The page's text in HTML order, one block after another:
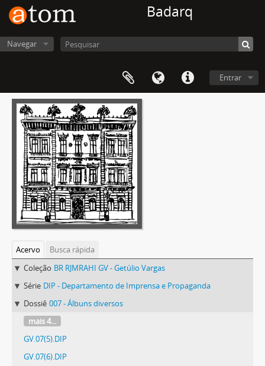
Badarq
Navegar
Entrar
Acervo
Busca rápida
Coleção BR RJMRAHI GV - Getúlio Vargas
Série DIP - Departamento de Imprensa e Propaganda
Dossiê 007 - Álbuns diversos
mais 4...
GV.07(5).DIP
GV.07(6).DIP